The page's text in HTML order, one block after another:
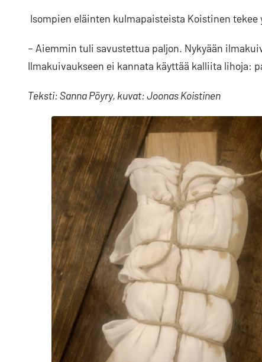
Isompien eläinten kulmapaisteista Koistinen
– Aiemmin tuli savustettua paljon. Nykyään
Ilmakuivaukseen ei kannata käyttää kalliita lihoja:
Teksti: Sanna Pöyry, kuvat: Joonas Koistinen